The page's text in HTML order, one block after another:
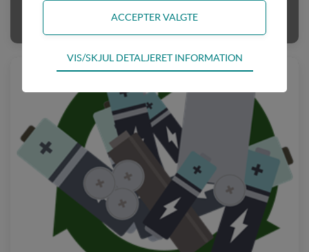
Teknisk
Tekniske cookies er nødvendige for hjemmesidens
adgangskontrol samt indkøbskurv og kan derfor ikke
fravælges
Statistik
Statistik-cookies bruges til at optimere design,
brugervenlighed og effektiviteten af en hjemmeside.
Fx ved at indsamle besøgsstatistik om antal besøg og
hvordan hjemmesiden bruges.
Personalisering
VIS/SKJUL DETALJERET INFORMATION